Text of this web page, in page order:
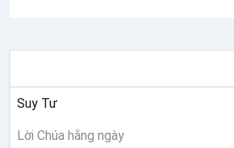
Suy Tư
Lời Chúa hằng ngày